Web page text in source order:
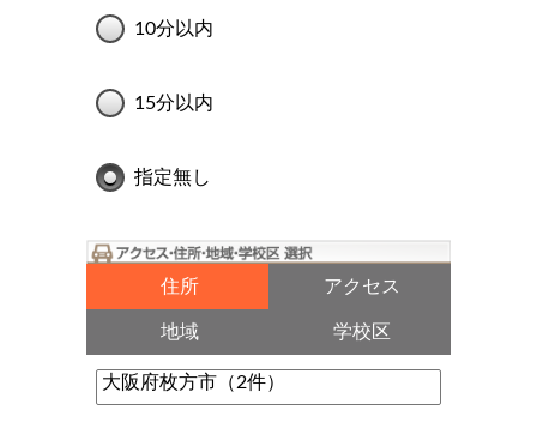
10分以内
15分以内
指定無し
住所 アクセス
地域 学校区